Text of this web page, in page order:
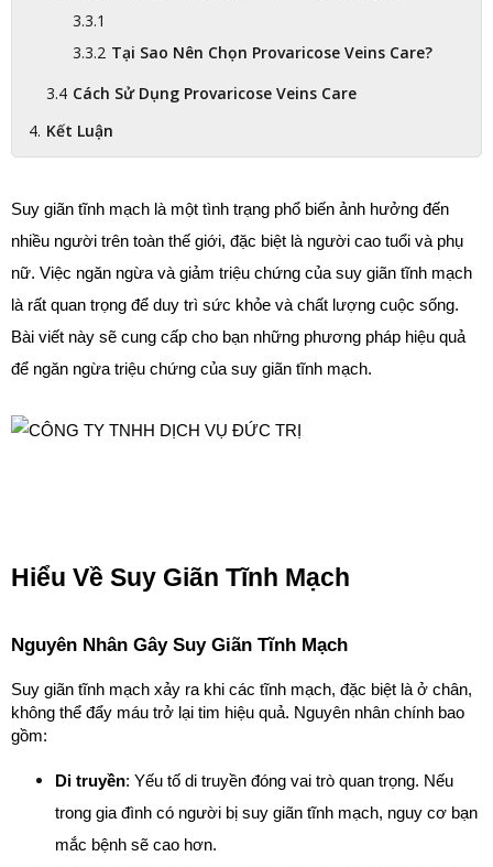
Tại Sao Nên Chọn Provaricose Veins Care?
Cách Sử Dụng Provaricose Veins Care
Kết Luận
Suy giãn tĩnh mạch là một tình trạng phổ biến ảnh hưởng đến
nhiều người trên toàn thế giới, đặc biệt là người cao tuổi và phụ
nữ. Việc ngăn ngừa và giảm triệu chứng của suy giãn tĩnh mạch
là rất quan trọng để duy trì sức khỏe và chất lượng cuộc sống.
Bài viết này sẽ cung cấp cho bạn những phương pháp hiệu quả
để ngăn ngừa triệu chứng của suy giãn tĩnh mạch.
Hiểu Về Suy Giãn Tĩnh Mạch
Nguyên Nhân Gây Suy Giãn Tĩnh Mạch
Suy giãn tĩnh mạch xảy ra khi các tĩnh mạch, đặc biệt là ở chân,
không thể đẩy máu trở lại tim hiệu quả. Nguyên nhân chính bao
gồm:
Di truyền: Yếu tố di truyền đóng vai trò quan trọng. Nếu
trong gia đình có người bị suy giãn tĩnh mạch, nguy cơ bạn
mắc bệnh sẽ cao hơn.